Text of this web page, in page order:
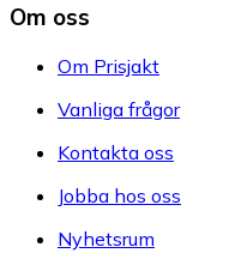
Om oss
Om Prisjakt
Vanliga frågor
Kontakta oss
Jobba hos oss
Nyhetsrum